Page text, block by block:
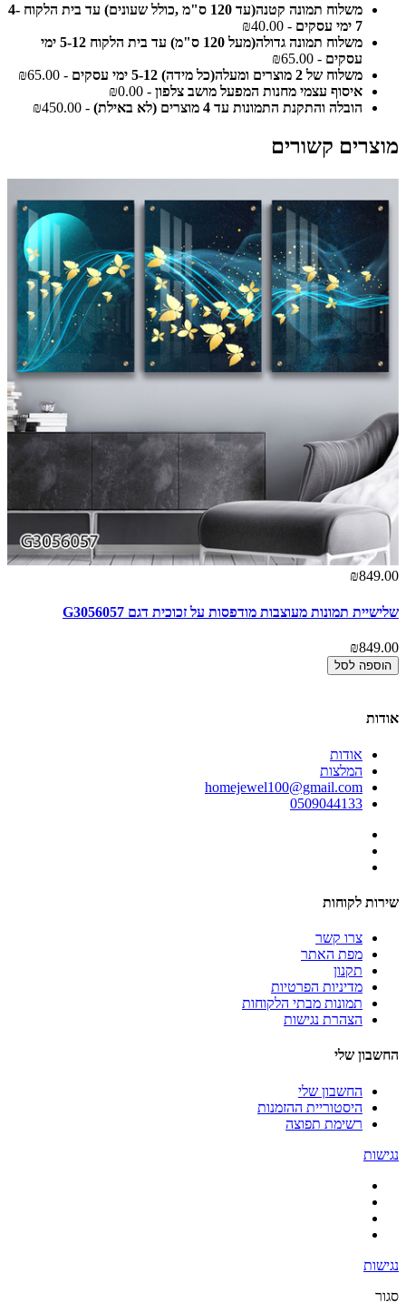
משלוח תמונה קטנה(עד 120 ס"מ ,כולל שעונים) עד בית הלקוח 4-
7 ימי עסקים
- ₪40.00
משלוח תמונה גדולה(מעל 120 ס"מ) עד בית הלקוח 5-12 ימי
עסקים - ₪65.00
משלוח של 2 מוצרים ומעלה(כל מידה) 5-12 ימי עסקים
- ₪65.00
איסוף עצמי מחנות המפעל מושב צלפון - ₪0.00
הובלה והתקנת התמונות עד 4 מוצרים (לא באילת)
- ₪450.00
מוצרים קשורים
₪849.00
שלישיית תמונות מעוצבות מודפסות על זכוכית דגם G3056057
₪849.00
הוספה לסל
אודות
אודות
המלצות
homejewel100@gmail.com
0509044133
שירות לקוחות
צרו קשר
מפת האתר
תקנון
מדיניות הפרטיות
תמונות מבתי הלקוחות
הצהרת נגישות
החשבון שלי
החשבון שלי
היסטוריית ההזמנות
רשימת תפוצה
נגישות
נגישות
סגור